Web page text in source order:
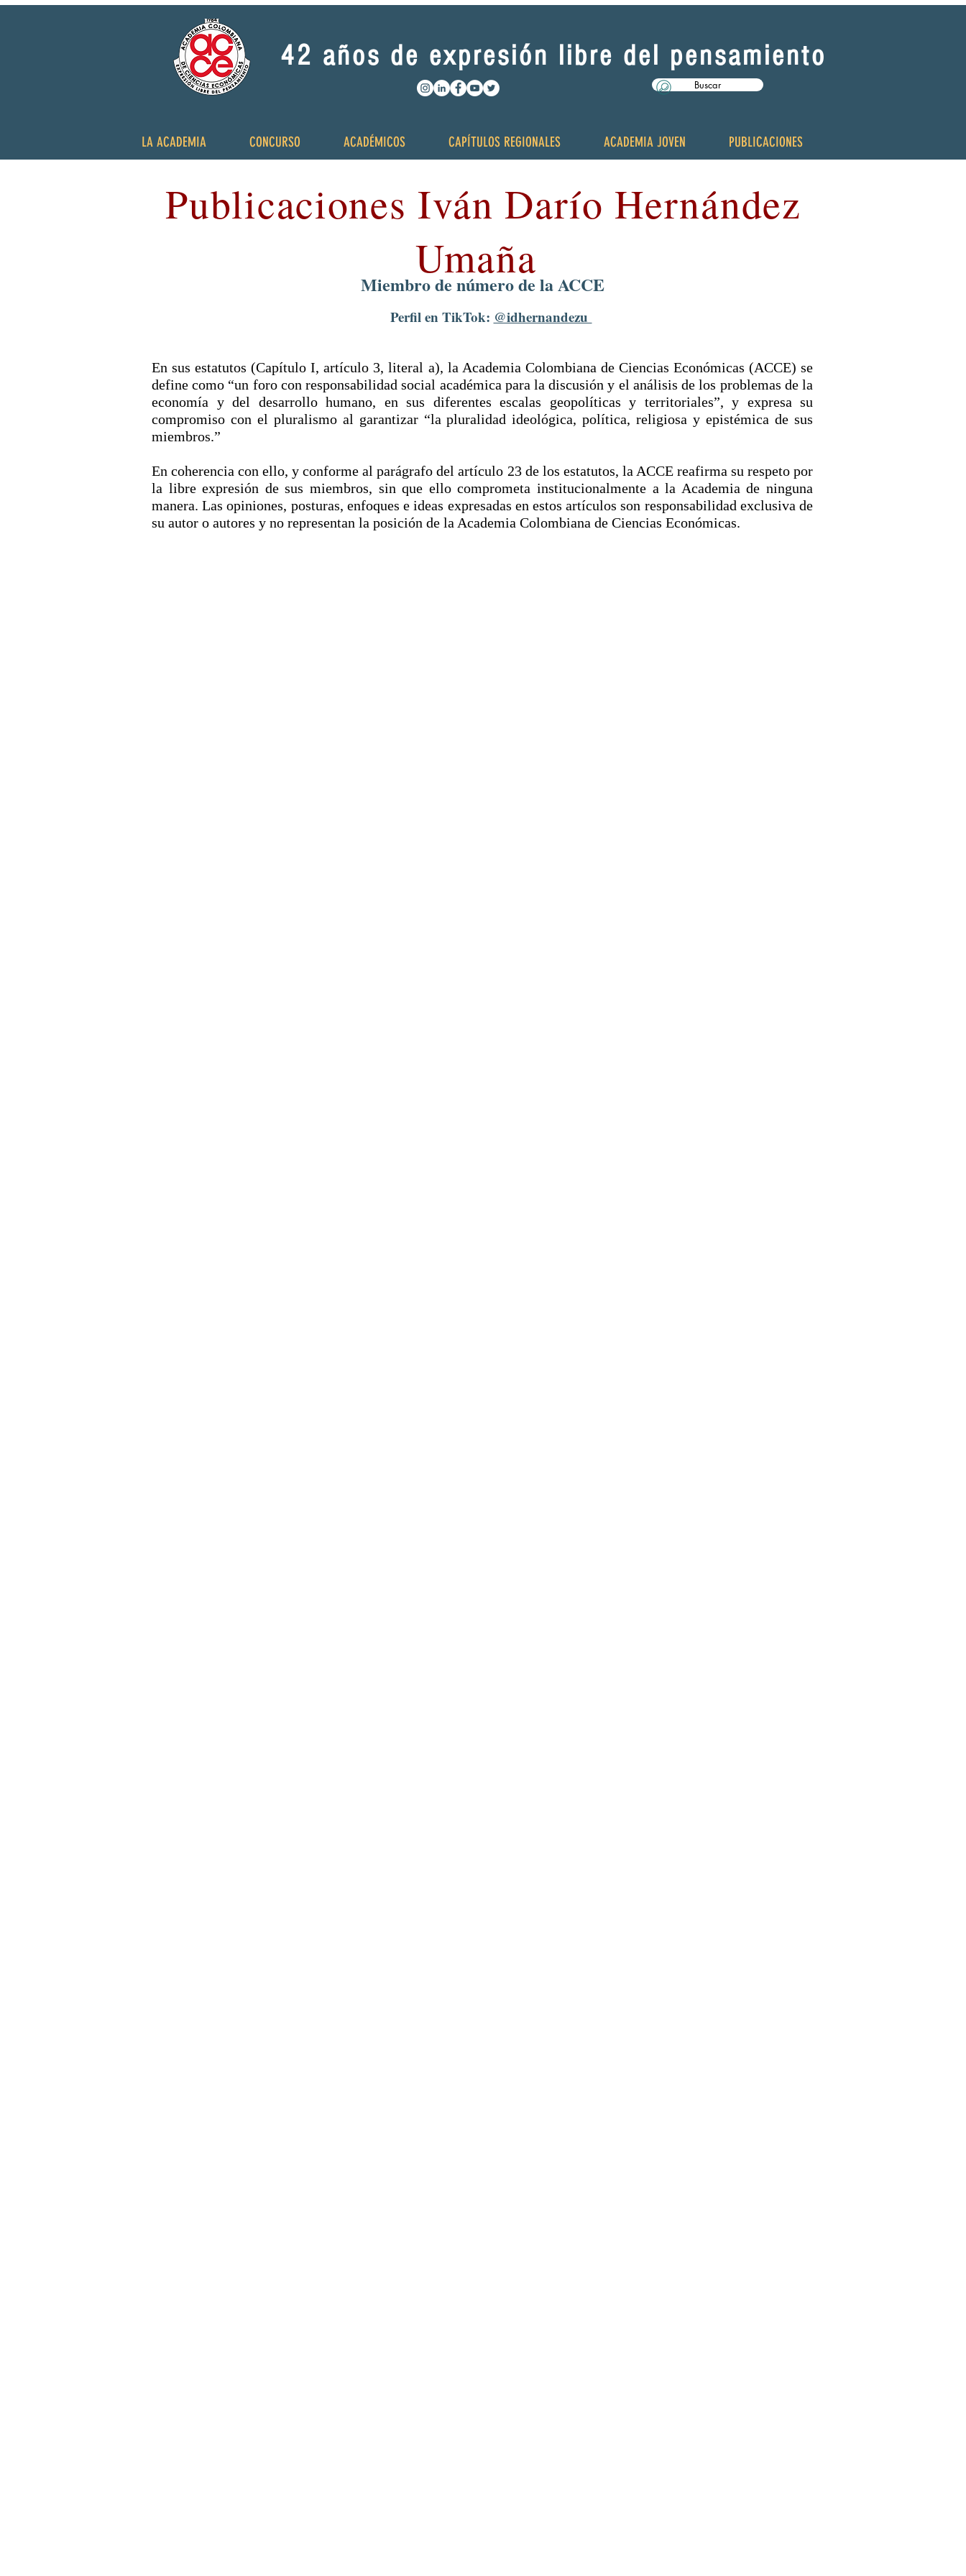
42 años de expresión libre del pensamiento
Buscar
LA ACADEMIA CONCURSO ACADÉMICOS CAPÍTULOS REGIONALES ACADEMIA JOVEN PUBLICACIONES
Publicaciones Iván Darío Hernández
Umaña
Miembro de número de la ACCE
Perfil en TikTok: @idhernandezu
En sus estatutos (Capítulo I, artículo 3, literal a), la Academia Colombiana de Ciencias Económicas (ACCE) se
define como “un foro con responsabilidad social académica para la discusión y el análisis de los problemas de la
economía y del desarrollo humano, en sus diferentes escalas geopolíticas y territoriales”, y expresa su
compromiso con el pluralismo al garantizar “la pluralidad ideológica, política, religiosa y epistémica de sus
miembros.”
En coherencia con ello, y conforme al parágrafo del artículo 23 de los estatutos, la ACCE reafirma su respeto por
la libre expresión de sus miembros, sin que ello comprometa institucionalmente a la Academia de ninguna
manera. Las opiniones, posturas, enfoques e ideas expresadas en estos artículos son responsabilidad exclusiva de
su autor o autores y no representan la posición de la Academia Colombiana de Ciencias Económicas.